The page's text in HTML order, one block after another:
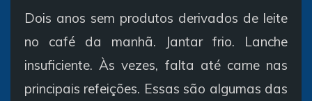
Dois anos sem produtos derivados de leite
no café da manhã. Jantar frio. Lanche
insuficiente. Às vezes, falta até carne nas
principais refeições. Essas são algumas das